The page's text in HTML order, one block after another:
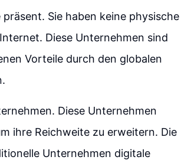
Sie haben keine physische
Diese Unternehmen sind
Vorteile durch den globalen
Diese Unternehmen
ihre Reichweite zu erweitern. Die
Unternehmen digitale